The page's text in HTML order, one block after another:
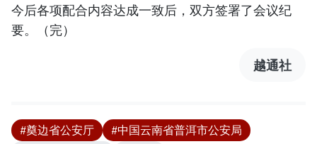
今后各项配合内容达成一致后，双方签署了会议纪
要。（完）
越通社
#奠边省公安厅
#中国云南省普洱市公安局